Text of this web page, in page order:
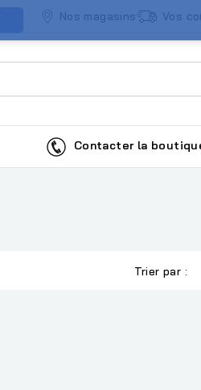
Nos magasins Vos
Contacter la
Trier par :